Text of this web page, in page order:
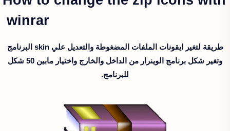
winrar
طريقة لتغير ايقونات الملفات المضغوطة والتعديل علي skin البرنامج
وتغير شكل برنامج الوينرار من الداخل والخارج واختيار مابين 50 شكل
للبرنامج.